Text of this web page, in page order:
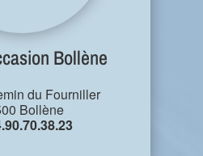
Bollène
du Fourniller
Bollène